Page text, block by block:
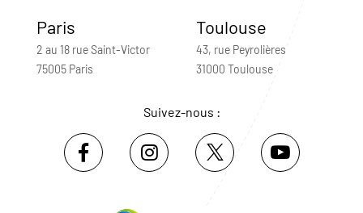
Paris
2 au 18 rue Saint-Victor
75005 Paris
Toulouse
43, rue Peyrolières
31000 Toulouse
Suivez-nous :